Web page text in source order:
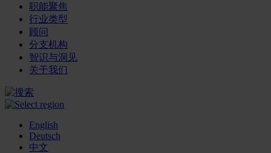
职能聚焦
行业类型
顾问
分支机构
智识与洞见
关于我们
English
Deutsch
中文